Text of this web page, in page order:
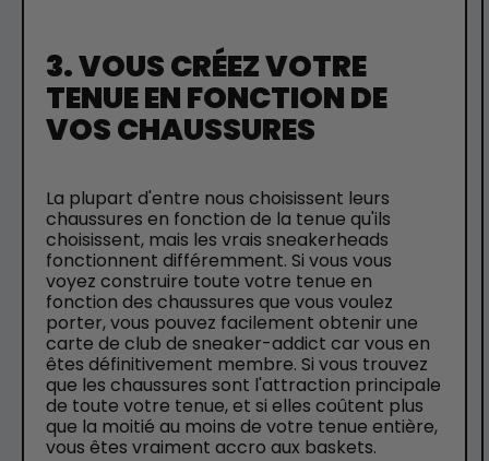
3. VOUS CRÉEZ VOTRE
TENUE EN FONCTION DE
VOS CHAUSSURES
La plupart d'entre nous choisissent leurs
chaussures en fonction de la tenue qu'ils
choisissent, mais les vrais sneakerheads
fonctionnent différemment. Si vous vous
voyez construire toute votre tenue en
fonction des chaussures que vous voulez
porter, vous pouvez facilement obtenir une
carte de club de sneaker-addict car vous en
êtes définitivement membre. Si vous trouvez
que les chaussures sont l'attraction principale
de toute votre tenue, et si elles coûtent plus
que la moitié au moins de votre tenue entière,
vous êtes vraiment accro aux baskets.